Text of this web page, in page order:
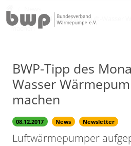
BWP-Tipp des Monats: Luft-Wasser
machen
BWP-Tipp des
Wasser
machen
08.12.2017 News Newsletter
Luftwärmepumper